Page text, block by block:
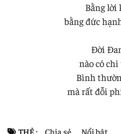
Bằng lời
bằng đức
Đời
nào có
Bình
mà rất đỗi
THẺ : Chia sẻ Nổi bật